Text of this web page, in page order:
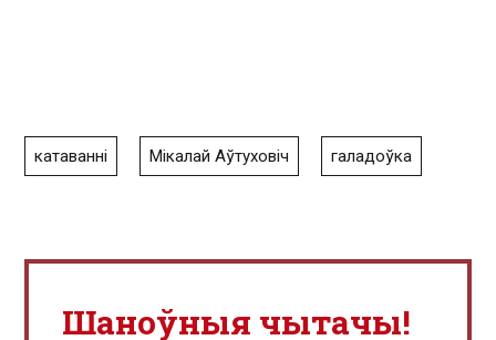
катаванні Мікалай Аўтуховіч галадоўка
Шаноўныя чытачы!